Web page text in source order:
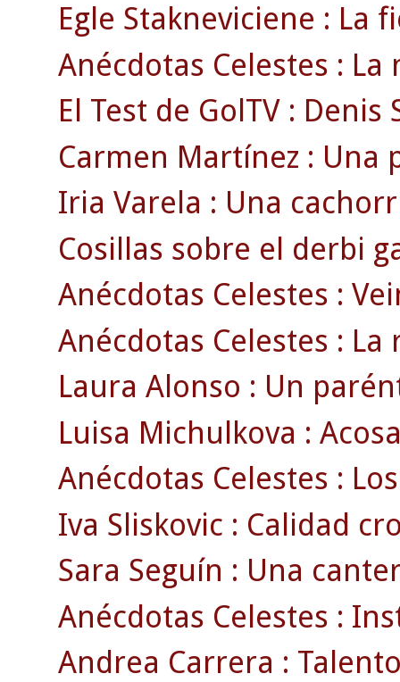
Egle Stakneviciene : La
Anécdotas Celestes :
El Test de GolTV : Denis
Carmen Martínez : Una
Iria Varela : Una
Cosillas sobre el derbi
Anécdotas Celestes :
Anécdotas Celestes :
Laura Alonso : Un
Luisa Michulkova :
Anécdotas Celestes :
Iva Sliskovic : Calidad
Sara Seguín : Una
Anécdotas Celestes :
Andrea Carrera :